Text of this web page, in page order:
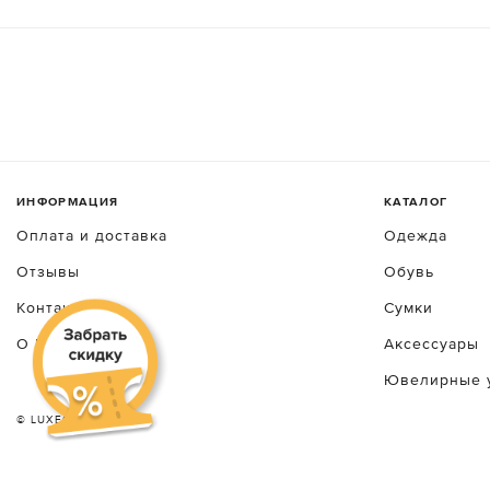
ИНФОРМАЦИЯ
Оплата и доставка
Отзывы
Контакты
О luxecrime
КАТАЛОГ
Одежда
Обувь
Сумки
Аксессуары
Ювелирные
© LUXEСRIME 2026